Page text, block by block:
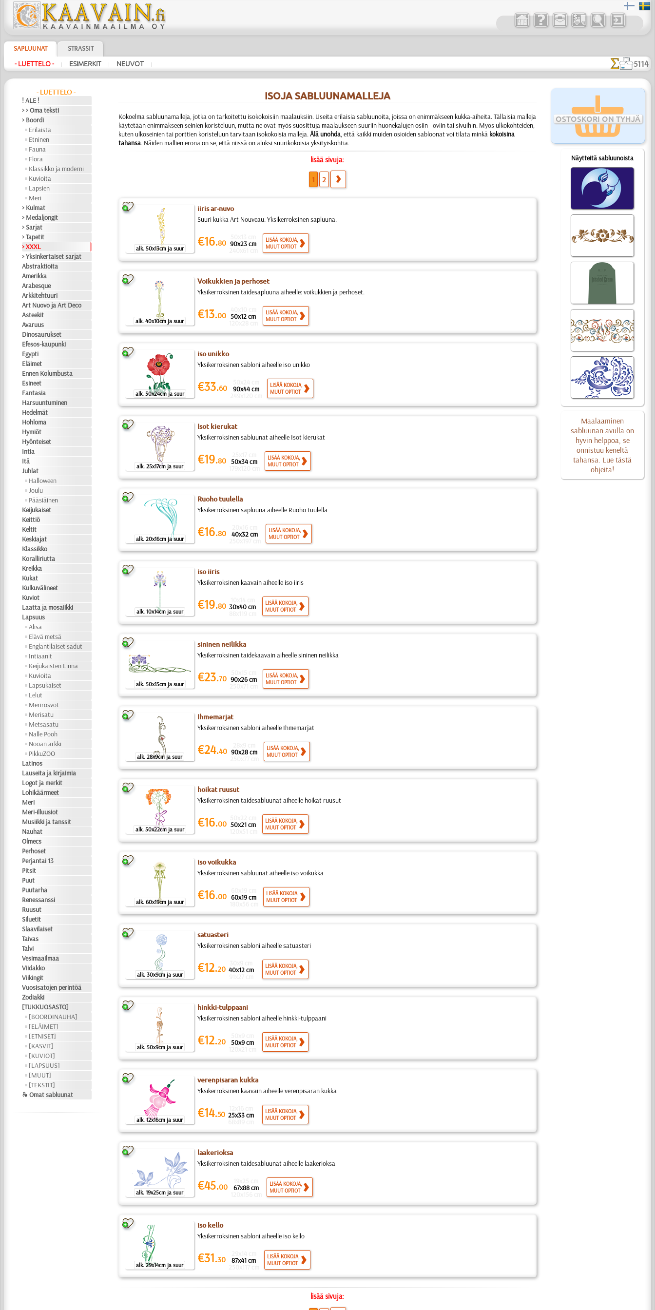
SAPLUUNAT STRASSIT
- LUETTELO - | ESIMERKIT | NEUVOT | 5114
- LUETTELO -
! ALE !
> > Oma teksti
> Boordi
Erilaista
Etninen
Fauna
Flora
Klassikko ja moderni
Kuvioita
Lapsien
Meri
> Kulmat
> Medaljongit
> Sarjat
> Tapetit
> XXXL
> Yksinkertaiset sarjat
Abstraktioita
Amerikka
Arabesque
Arkkitehtuuri
Art Nuovo ja Art Deco
Asteekit
Avaruus
Dinosaurukset
Efesos-kaupunki
Egypti
Eläimet
Ennen Kolumbusta
Esineet
Fantasia
Harsuuntuminen
Hedelmät
Hohloma
Hymiöt
Hyönteiset
Intia
Itä
Juhlat
Halloween
Joulu
Pääsiäinen
Keijukaiset
Keittiö
Keltit
Keskiajat
Klassikko
Koralliriutta
Kreikka
Kukat
Kulkuvälineet
Kuviot
Laatta ja mosaiikki
Lapsuus
Alisa
Elävä metsä
Englantilaiset sadut
Intiaanit
Keijukaisten Linna
Kuvioita
Lapsukaiset
Lelut
Merirosvot
Merisatu
Metsäsatu
Nalle Pooh
Nooan arkki
PikkuZOO
Latinos
Lauseita ja kirjaimia
Logot ja merkit
Lohikäärmeet
Meri
Meri-illuusiot
Musiikki ja tanssit
Nauhat
Olmecs
Perhoset
Perjantai 13
Pitsit
Puut
Puutarha
Renessanssi
Ruusut
Siluetit
Slaavilaiset
Taivas
Talvi
Vesimaailmaa
Viidakko
Viikingit
Vuosisatojen perintöä
Zodiakki
[TUKKUOSASTO]
[BOORDINAUHA]
[ELÄIMET]
[ETNISET]
[KASVIT]
[KUVIOT]
[LAPSUUS]
[MUUT]
[TEKSTIT]
❧ Omat sabluunat
OSTOSKORI ON TYHJÄ
Näytteitä sabluunoista
Maalaaminen
sabluunan avulla on
hyvin helppoa, se
onnistuu keneltä
tahansa. Lue tästä
ohjeita!
ISOJA SABLUUNAMALLEJA
Kokoelma sabluunamalleja, jotka on tarkoitettu isokokoisiin maalauksiin. Useita erilaisia sabluunoita, joissa on enimmäkseen kukka-aiheita.Tällaisia malleja
käytetään enimmäkseen seinien koristeluun, mutta ne ovat myös suosittuja maalaukseen suuriin huonekalujen osiin - oviin tai sivuihin. Myös ulkokohteiden,
kuten ulkoseinien tai porttien koristeluun tarvitaan isokokoisia malleja.Älä unohda, että kaikki muiden osioiden sabloonat voi tilata minkä kokoisina
tahansa. Näiden mallien erona on se, että niissä on aluksi suurikokoisia yksityiskohtia.
lisää sivuja:
1 2
alk. 50x13cm ja suur
iiris ar-nuvo
Suuri kukka Art Nouveau. Yksikerroksinen sapluuna.
€16.80 90x23 cm
LISÄÄ KOKOJA,
MUUT OPTIOT
alk. 40x10cm ja suur
Voikukkien ja perhoset
Yksikerroksinen taidesapluuna aiheelle: voikukkien ja perhoset.
€13.00 50x12 cm
LISÄÄ KOKOJA,
MUUT OPTIOT
alk. 50x24cm ja suur
iso unikko
Yksikerroksinen sabloni aiheelle iso unikko
€33.60 90x44 cm
LISÄÄ KOKOJA,
MUUT OPTIOT
alk. 25x17cm ja suur
Isot kierukat
Yksikerroksinen sabluunat aiheelle Isot kierukat
€19.80 50x34 cm
LISÄÄ KOKOJA,
MUUT OPTIOT
alk. 20x16cm ja suur
Ruoho tuulella
Yksikerroksinen sapluuna aiheelle Ruoho tuulella
€16.80 40x32 cm
LISÄÄ KOKOJA,
MUUT OPTIOT
alk. 10x14cm ja suur
iso iiris
Yksikerroksinen kaavain aiheelle iso iiris
€19.80 30x40 cm
LISÄÄ KOKOJA,
MUUT OPTIOT
alk. 50x15cm ja suur
sininen neilikka
Yksikerroksinen taidekaavain aiheelle sininen neilikka
€23.70 90x26 cm
LISÄÄ KOKOJA,
MUUT OPTIOT
alk. 28x9cm ja suur
Ihmemarjat
Yksikerroksinen sabloni aiheelle Ihmemarjat
€24.40 90x28 cm
LISÄÄ KOKOJA,
MUUT OPTIOT
alk. 50x22cm ja suur
hoikat ruusut
Yksikerroksinen taidesabluunat aiheelle hoikat ruusut
€16.00 50x21 cm
LISÄÄ KOKOJA,
MUUT OPTIOT
alk. 60x19cm ja suur
iso voikukka
Yksikerroksinen sabluunat aiheelle iso voikukka
€16.00 60x19 cm
LISÄÄ KOKOJA,
MUUT OPTIOT
alk. 30x9cm ja suur
satuasteri
Yksikerroksinen sabloni aiheelle satuasteri
€12.20 40x12 cm
LISÄÄ KOKOJA,
MUUT OPTIOT
alk. 50x9cm ja suur
hinkki-tulppaani
Yksikerroksinen sabloni aiheelle hinkki-tulppaani
€12.20 50x9 cm
LISÄÄ KOKOJA,
MUUT OPTIOT
alk. 12x16cm ja suur
verenpisaran kukka
Yksikerroksinen kaavain aiheelle verenpisaran kukka
€14.50 25x33 cm
LISÄÄ KOKOJA,
MUUT OPTIOT
alk. 19x25cm ja suur
laakerioksa
Yksikerroksinen taidesabluunat aiheelle laakerioksa
€45.00 67x88 cm
LISÄÄ KOKOJA,
MUUT OPTIOT
alk. 29x14cm ja suur
iso kello
Yksikerroksinen sabloni aiheelle iso kello
€31.30 87x41 cm
LISÄÄ KOKOJA,
MUUT OPTIOT
lisää sivuja: